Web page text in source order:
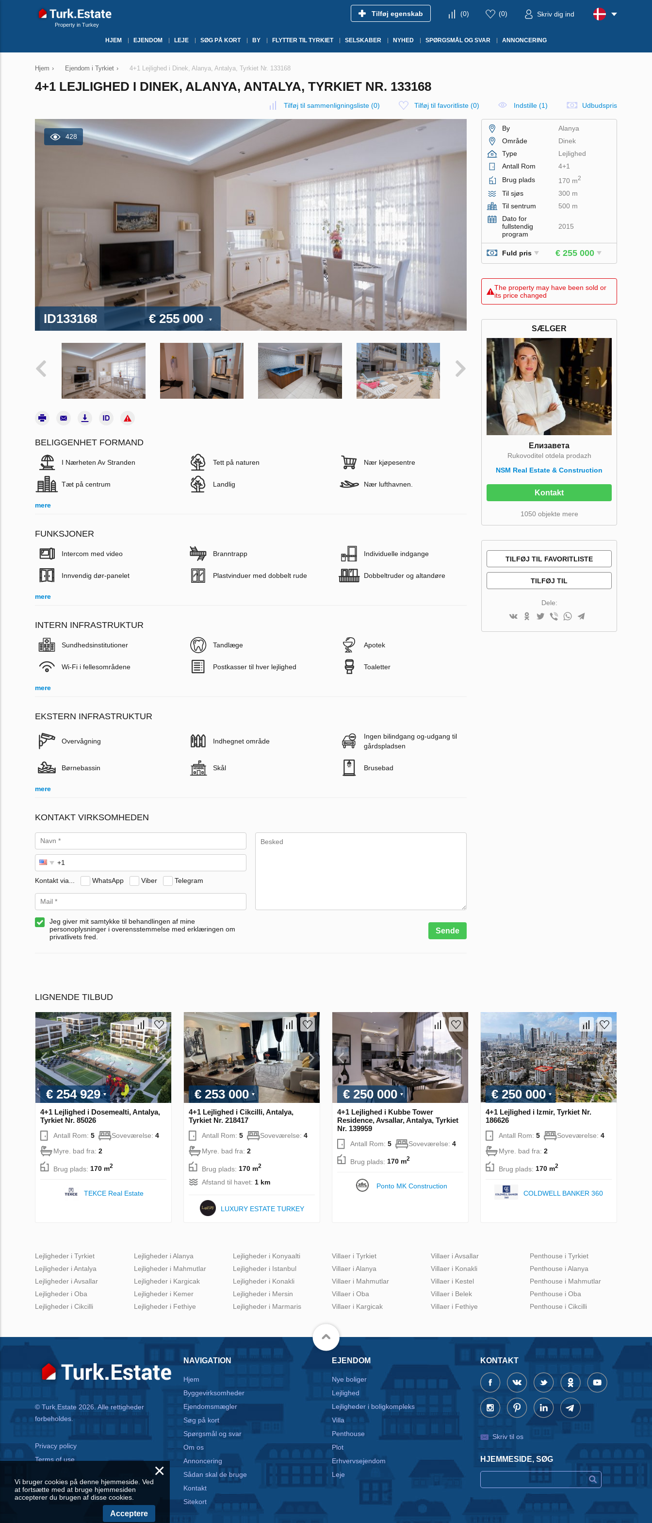
Property in Turkey
Tilføj egenskab (0) (0) Skriv dig ind
HJEM EJENDOM LEJE SØG PÅ KORT BY FLYTTER TIL TYRKIET SELSKABER NYHED SPØRGSMÅL OG SVAR ANNONCERING
Hjem › Ejendom i Tyrkiet › 4+1 Lejlighed i Dinek, Alanya, Antalya, Tyrkiet Nr. 133168
4+1 LEJLIGHED I DINEK, ALANYA, ANTALYA, TYRKIET NR. 133168
Tilføj til sammenligningsliste (0) Tilføj til favoritliste (0) Indstille (1) Udbudspris
428
ID133168 € 255 000
BELIGGENHET FORMAND
I Nærheten Av Stranden Tett på naturen Nær kjøpesentre
Tæt på centrum Landlig Nær lufthavnen.
mere
FUNKSJONER
Intercom med video Branntrapp Individuelle indgange
Innvendig dør-panelet Plastvinduer med dobbelt rude Dobbeltruder og altandøre
mere
INTERN INFRASTRUKTUR
Sundhedsinstitutioner Tandlæge Apotek
Wi-Fi i fellesområdene Postkasser til hver lejlighed Toaletter
mere
EKSTERN INFRASTRUKTUR
Overvågning Indhegnet område
Ingen bilindgang og-udgang til
gårdspladsen
Børnebassin Skål Brusebad
mere
KONTAKT VIRKSOMHEDEN
Kontakt via... WhatsApp Viber Telegram
Jeg giver mit samtykke til behandlingen af mine
personoplysninger i overensstemmelse med erklæringen om
privatlivets fred.
Sende
By
Alanya
Område
Dinek
Type
Lejlighed
Antall Rom
4+1
Brug plads
170 m2
Til sjøs
300 m
Til sentrum
500 m
Dato for
fullstendig
program
2015
Fuld pris € 255 000
The property may have been sold or
its price changed
SÆLGER
Елизавета
Rukovoditel otdela prodazh
NSM Real Estate & Construction
Kontakt
1050 objekte mere
TILFØJ TIL FAVORITLISTE
TILFØJ TIL
Dele:
LIGNENDE TILBUD
€ 254 929
4+1 Lejlighed i Dosemealti, Antalya,
Tyrkiet Nr. 85026
Antall Rom: 5 Soveværelse: 4
Myre. bad fra: 2
Brug plads: 170 m2
TEKCE Real Estate
€ 253 000
4+1 Lejlighed i Cikcilli, Antalya,
Tyrkiet Nr. 218417
Antall Rom: 5 Soveværelse: 4
Myre. bad fra: 2
Brug plads: 170 m2
Afstand til havet: 1 km
LUXURY ESTATE TURKEY
€ 250 000
4+1 Lejlighed i Kubbe Tower
Residence, Avsallar, Antalya, Tyrkiet
Nr. 139959
Antall Rom: 5 Soveværelse: 4
Brug plads: 170 m2
Ponto MK Construction
€ 250 000
4+1 Lejlighed i Izmir, Tyrkiet Nr.
186626
Antall Rom: 5 Soveværelse: 4
Myre. bad fra: 2
Brug plads: 170 m2
COLDWELL BANKER 360
Lejligheder i Tyrkiet
Lejligheder i Antalya
Lejligheder i Avsallar
Lejligheder i Oba
Lejligheder i Cikcilli
Lejligheder i Alanya
Lejligheder i Mahmutlar
Lejligheder i Kargicak
Lejligheder i Kemer
Lejligheder i Fethiye
Lejligheder i Konyaalti
Lejligheder i Istanbul
Lejligheder i Konakli
Lejligheder i Mersin
Lejligheder i Marmaris
Villaer i Tyrkiet
Villaer i Alanya
Villaer i Mahmutlar
Villaer i Oba
Villaer i Kargicak
Villaer i Avsallar
Villaer i Konakli
Villaer i Kestel
Villaer i Belek
Villaer i Fethiye
Penthouse i Tyrkiet
Penthouse i Alanya
Penthouse i Mahmutlar
Penthouse i Oba
Penthouse i Cikcilli
© Turk.Estate 2026. Alle rettigheder
forbeholdes.
Privacy policy
Terms of use
NAVIGATION
Hjem
Byggevirksomheder
Ejendomsmægler
Søg på kort
Spørgsmål og svar
Om os
Annoncering
Sådan skal de bruge
Kontakt
Sitekort
EJENDOM
Nye boliger
Lejlighed
Lejligheder i boligkompleks
Villa
Penthouse
Plot
Erhvervsejendom
Leje
KONTAKT
Skriv til os
HJEMMESIDE, SØG
×
Vi bruger cookies på denne hjemmeside. Ved
at fortsætte med at bruge hjemmesiden
accepterer du brugen af disse cookies.
Acceptere